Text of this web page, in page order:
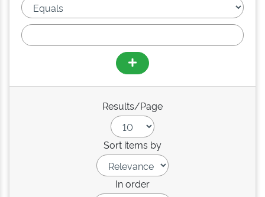
Results/Page
Sort items by
In order